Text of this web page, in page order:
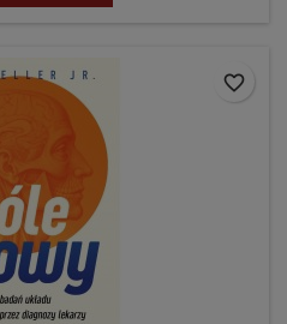
favorite_border